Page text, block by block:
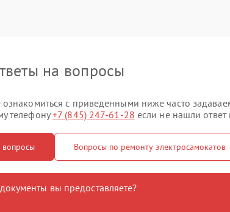
на вопросы
с приведенными ниже часто
телефону+7 (845) 247-61-28 если не нашли
Вопросы по ремонту электросамокатов
вы предоставляете?